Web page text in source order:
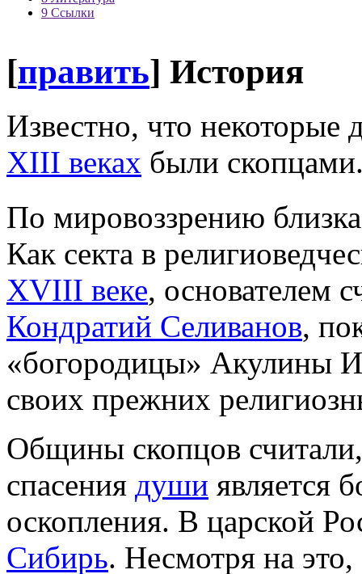
9 Ссылки
[править] История
Известно, что
XIII веках были
По мировоззрению
Как секта в
XVIII веке, основателем
Кондратий Селиванов,
«богородицы» Акулины
своих прежних
Общины скопцов
спасения души является
оскопления. В царской
Сибирь. Несмотря на